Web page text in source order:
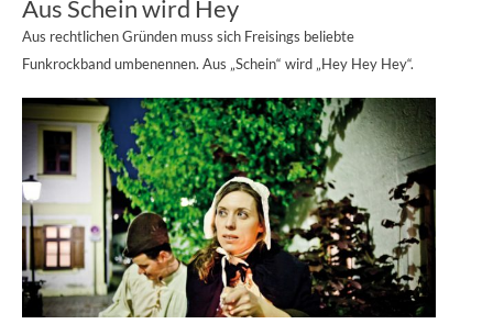
Aus Schein wird Hey
Aus rechtlichen Gründen muss sich Freisings beliebte
Funkrockband umbenennen. Aus „Schein“ wird „Hey Hey Hey“.